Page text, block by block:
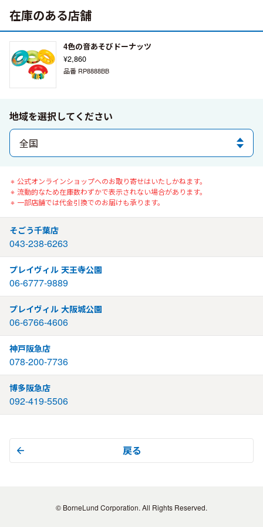
在庫のある店舗
4色の音あそびドーナッツ
¥2,860
品番 RP8888BB
地域を選択してください
公式オンラインショップへのお取り寄せはいたしかねます。
流動的なため在庫数わずかで表示されない場合があります。
一部店舗では代金引換でのお届けも承ります。
そごう千葉店
043-238-6263
プレイヴィル 天王寺公園
06-6777-9889
プレイヴィル 大阪城公園
06-6766-4606
神戸阪急店
078-200-7736
博多阪急店
092-419-5506
戻る
© BorneLund Corporation. All Rights Reserved.